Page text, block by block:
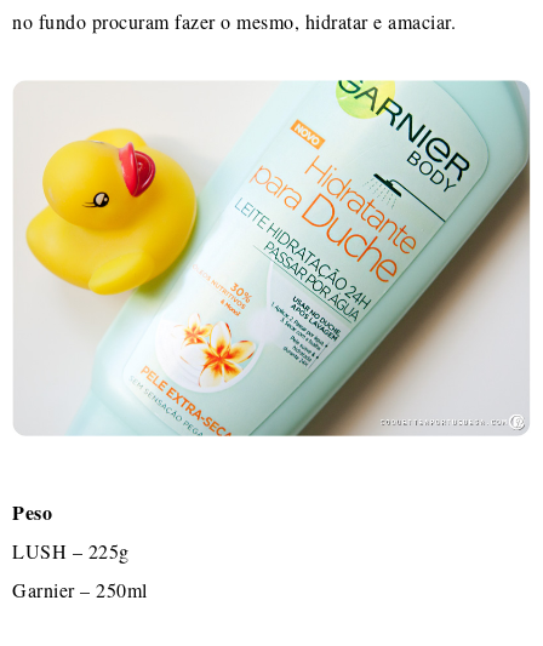
no fundo procuram fazer o mesmo, hidratar e amaciar.
Peso
LUSH – 225g
Garnier – 250ml